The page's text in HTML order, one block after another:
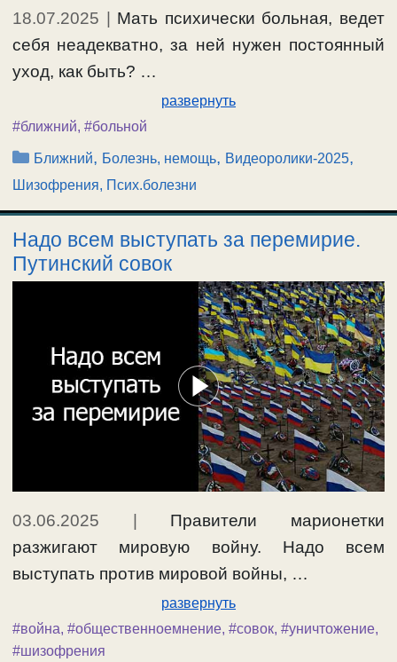
18.07.2025
Мать психически больная, ведет
себя неадекватно, за ней нужен постоянный
уход, как быть? …
развернуть
#ближний, #больной
Рубрики
Ближний, Болезнь, немощь, Видеоролики-2025,
Шизофрения, Псих.болезни
Надо всем выступать за перемирие.
Путинский совок
03.06.2025
Правители марионетки
разжигают мировую войну. Надо всем
выступать против мировой войны, …
развернуть
#война, #общественноемнение, #совок, #уничтожение,
#шизофрения